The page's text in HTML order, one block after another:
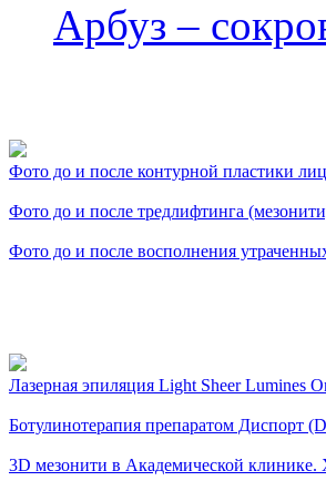
Арбуз –
Фото до и после контурной пластики
Фото до и после тредлифтинга
Фото до и после восполнения
Лазерная эпиляция Light Sheer Lumines
Ботулинотерапия препаратом Диспорт
3D мезонити в Академической